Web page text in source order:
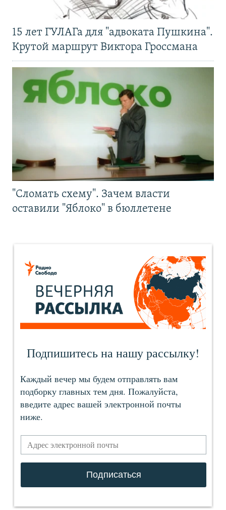
15 лет ГУЛАГа для "адвоката Пушкина".
Крутой маршрут Виктора Гроссмана
"Сломать схему". Зачем власти
оставили "Яблоко" в бюллетене